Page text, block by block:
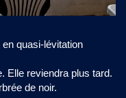
quasi-lévitation
Elle reviendra plus tard.
de noir.